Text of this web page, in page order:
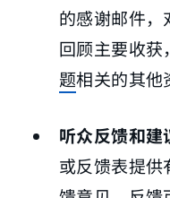
的感谢邮件，
回顾主要收获
题相关的其他
听众反馈和建
或反馈表提供